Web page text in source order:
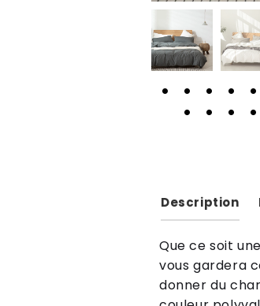
Description
Que ce soit
vous gardera
donner du